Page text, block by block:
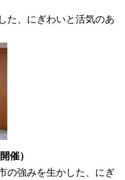
た、にぎわいと活気のあ
催）
の強みを生かした、にぎ